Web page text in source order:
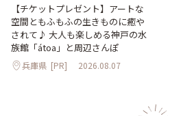
【チケットプレゼント】アートな
空間ともふもふの生きものに癒や
されて♪ 大人も楽しめる神戸の水
族館「átoa」と周辺さんぽ
兵庫県 [PR] 2026.08.07